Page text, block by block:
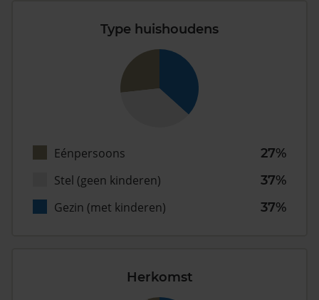
Type huishoudens
Eénpersoons
27%
Stel (geen kinderen)
37%
Gezin (met kinderen)
37%
Herkomst